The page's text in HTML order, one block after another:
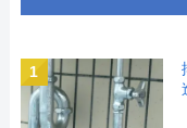
1